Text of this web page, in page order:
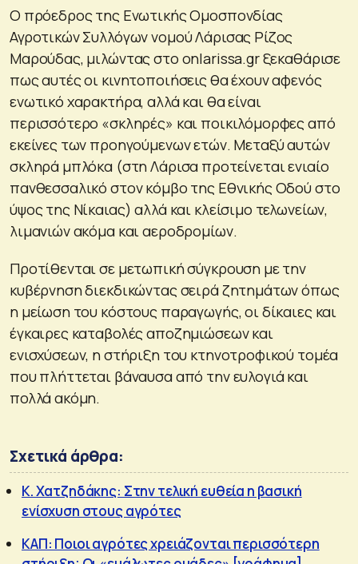
Ο πρόεδρος της Ενωτικής Ομοσπονδίας
Αγροτικών Συλλόγων νομού Λάρισας Ρίζος
Μαρούδας, μιλώντας στο onlarissa.gr ξεκαθάρισε
πως αυτές οι κινητοποιήσεις θα έχουν αφενός
ενωτικό χαρακτήρα, αλλά και θα είναι
περισσότερο «σκληρές» και ποικιλόμορφες από
εκείνες των προηγούμενων ετών. Μεταξύ αυτών
σκληρά μπλόκα (στη Λάρισα προτείνεται ενιαίο
πανθεσσαλικό στον κόμβο της Εθνικής Οδού στο
ύψος της Νίκαιας) αλλά και κλείσιμο τελωνείων,
λιμανιών ακόμα και αεροδρομίων.
Προτίθενται σε μετωπική σύγκρουση με την
κυβέρνηση διεκδικώντας σειρά ζητημάτων όπως
η μείωση του κόστους παραγωγής, οι δίκαιες και
έγκαιρες καταβολές αποζημιώσεων και
ενισχύσεων, η στήριξη του κτηνοτροφικού τομέα
που πλήττεται βάναυσα από την ευλογιά και
πολλά ακόμη.
Σχετικά άρθρα:
Κ. Χατζηδάκης: Στην τελική ευθεία η βασική
ενίσχυση στους αγρότες
ΚΑΠ: Ποιοι αγρότες χρειάζονται περισσότερη